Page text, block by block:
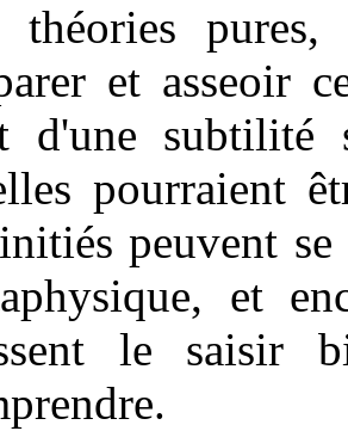
théories
et asseoir
d'une subtilité
pourraient
peuvent
et
le saisir